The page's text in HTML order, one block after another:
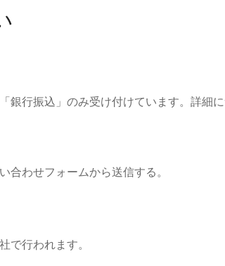
銀行振込」のみ受け付けています。詳細
わせフォームから送信する。
で行われます。